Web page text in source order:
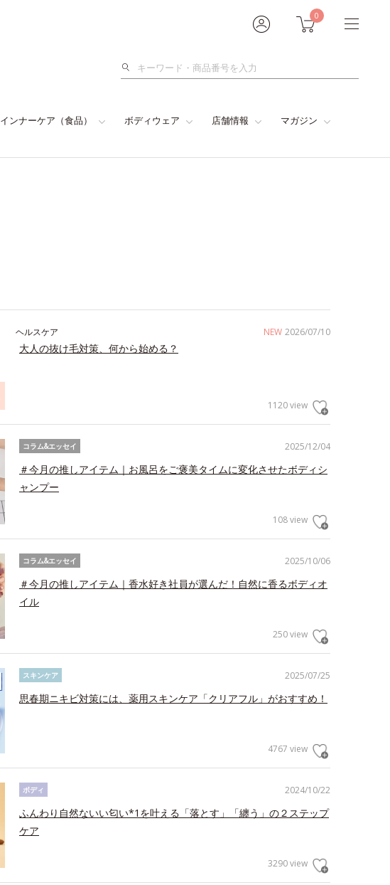
0
検
インナーケア（食品） ボディウェア 店舗情報 マガジン
NEW 2026/07/10
ヘルスケア
大人の抜け毛対策、何から始める？
1120 view
2025/12/04
コラム&エッセイ
＃今月の推しアイテム｜お風呂をご褒美タイムに変化させたボディシ
ャンプー
108 view
2025/10/06
コラム&エッセイ
＃今月の推しアイテム｜香水好き社員が選んだ！自然に香るボディオ
イル
250 view
2025/07/25
スキンケア
思春期ニキビ対策には、薬用スキンケア「クリアフル」がおすすめ！
4767 view
2024/10/22
ボディ
ふんわり自然ないい匂い*1を叶える「落とす」「纏う」の２ステップ
ケア
3290 view